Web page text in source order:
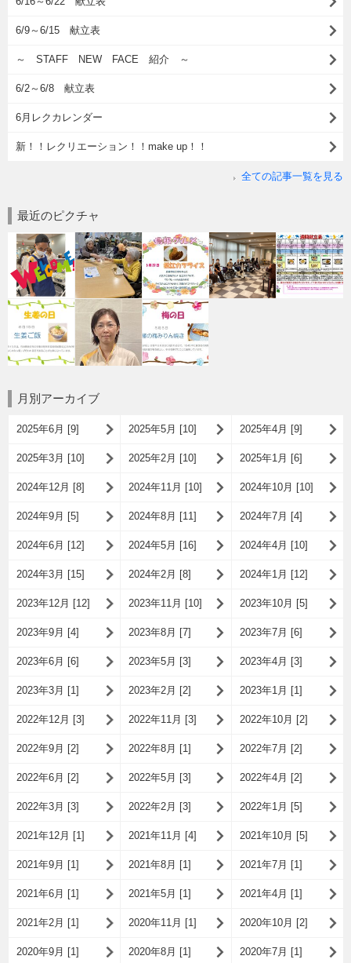
6/9～6/15 献立表
～ STAFF NEW FACE 紹介 ～
6/2～6/8 献立表
6月レクカレンダー
新！！レクリエーション！！make up！！
全ての記事一覧を見る
最近のピクチャ
月別アーカイブ
2025年6月 [9] 2025年5月 [10] 2025年4月 [9]
2025年3月 [10] 2025年2月 [10] 2025年1月 [6]
2024年12月 [8] 2024年11月 [10] 2024年10月 [10]
2024年9月 [5] 2024年8月 [11] 2024年7月 [4]
2024年6月 [12] 2024年5月 [16] 2024年4月 [10]
2024年3月 [15] 2024年2月 [8] 2024年1月 [12]
2023年12月 [12] 2023年11月 [10] 2023年10月 [5]
2023年9月 [4] 2023年8月 [7] 2023年7月 [6]
2023年6月 [6] 2023年5月 [3] 2023年4月 [3]
2023年3月 [1] 2023年2月 [2] 2023年1月 [1]
2022年12月 [3] 2022年11月 [3] 2022年10月 [2]
2022年9月 [2] 2022年8月 [1] 2022年7月 [2]
2022年6月 [2] 2022年5月 [3] 2022年4月 [2]
2022年3月 [3] 2022年2月 [3] 2022年1月 [5]
2021年12月 [1] 2021年11月 [4] 2021年10月 [5]
2021年9月 [1] 2021年8月 [1] 2021年7月 [1]
2021年6月 [1] 2021年5月 [1] 2021年4月 [1]
2021年2月 [1] 2020年11月 [1] 2020年10月 [2]
2020年9月 [1] 2020年8月 [1] 2020年7月 [1]